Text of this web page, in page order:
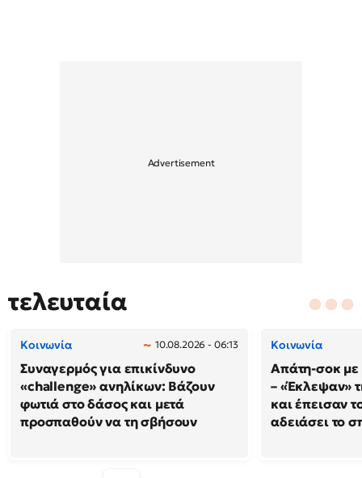
τελευταία
Κοινωνία 10.08.2026 - 06:13
Συναγερμός για επικίνδυνο
«challenge» ανηλίκων: Βάζουν
φωτιά στο δάσος και μετά
προσπαθούν να τη σβήσουν
Κοινωνία
Απάτη-σοκ με
– «Έκλεψαν»
και έπεισαν
αδειάσει το